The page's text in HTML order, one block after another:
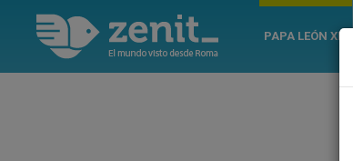
PAPA LEÓN XIV